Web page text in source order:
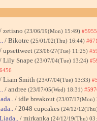
/ zetisno (23/06/19(Mon) 15:49) #5955
/ Bikotre (25/01/02(Thu) 16:44)
/ upsettweet (23/06/27(Tue) 11:25)
/ Lily Snape (23/07/04(Tue) 13:24)
/ Liam Smith (23/07/04(Tue) 13:33)
/ andree (23/07/05(Wed) 18:31)
/ idle breakout (23/07/17(Mon)
/ 2048 cupcakes (24/12/
/ mirkanka (24/12/19(Thu)